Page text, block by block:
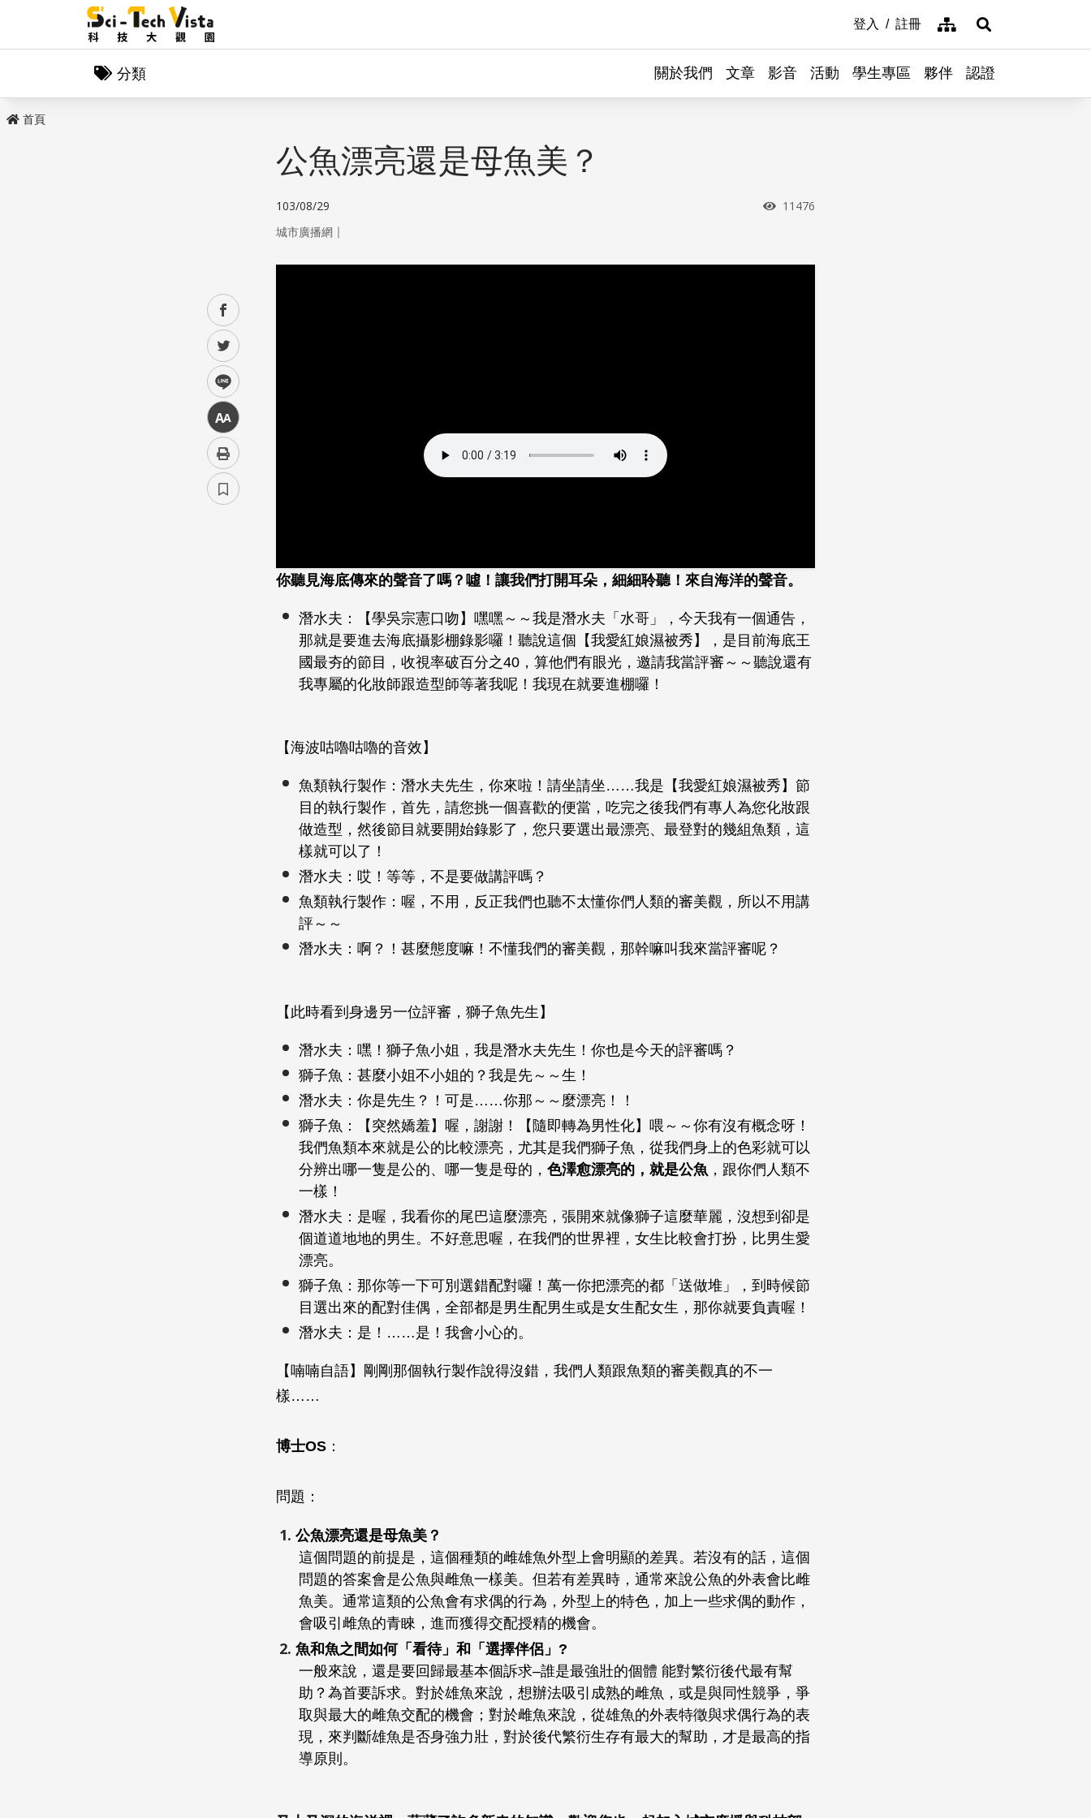
登入 註冊 網站導覽展開搜尋
分類 關於我們 文章 影音 活動 學生專區 夥伴 認證
首頁
facebook
twitter
line
中
公魚漂亮還是母魚美？
103/08/29 瀏覽次數
11476
城市廣播網 ｜
你聽見海底傳來的聲音了嗎？噓！讓我們打開耳朵，細細聆聽！來自海洋的聲音。
潛水夫：【學吳宗憲口吻】嘿嘿～～我是潛水夫「水哥」，今天我有一個通告，
那就是要進去海底攝影棚錄影囉！聽說這個【我愛紅娘濕被秀】，是目前海底王
國最夯的節目，收視率破百分之40，算他們有眼光，邀請我當評審～～聽說還有
我專屬的化妝師跟造型師等著我呢！我現在就要進棚囉！
【海波咕嚕咕嚕的音效】
魚類執行製作：潛水夫先生，你來啦！請坐請坐……我是【我愛紅娘濕被秀】節
目的執行製作，首先，請您挑一個喜歡的便當，吃完之後我們有專人為您化妝跟
做造型，然後節目就要開始錄影了，您只要選出最漂亮、最登對的幾組魚類，這
樣就可以了！
潛水夫：哎！等等，不是要做講評嗎？
魚類執行製作：喔，不用，反正我們也聽不太懂你們人類的審美觀，所以不用講
評～～
潛水夫：啊？！甚麼態度嘛！不懂我們的審美觀，那幹嘛叫我來當評審呢？
【此時看到身邊另一位評審，獅子魚先生】
潛水夫：嘿！獅子魚小姐，我是潛水夫先生！你也是今天的評審嗎？
獅子魚：甚麼小姐不小姐的？我是先～～生！
潛水夫：你是先生？！可是……你那～～麼漂亮！！
獅子魚：【突然嬌羞】喔，謝謝！【隨即轉為男性化】喂～～你有沒有概念呀！
我們魚類本來就是公的比較漂亮，尤其是我們獅子魚，從我們身上的色彩就可以
分辨出哪一隻是公的、哪一隻是母的， 色澤愈漂亮的，就是公魚 ，跟你們人類不
一樣！
潛水夫：是喔，我看你的尾巴這麼漂亮，張開來就像獅子這麼華麗，沒想到卻是
個道道地地的男生。不好意思喔，在我們的世界裡，女生比較會打扮，比男生愛
漂亮。
獅子魚：那你等一下可別選錯配對囉！萬一你把漂亮的都「送做堆」，到時候節
目選出來的配對佳偶，全部都是男生配男生或是女生配女生，那你就要負責喔！
潛水夫：是！……是！我會小心的。
【喃喃自語】剛剛那個執行製作說得沒錯，我們人類跟魚類的審美觀真的不一
樣……
博士OS ：
問題：
公魚漂亮還是母魚美？
這個問題的前提是，這個種類的雌雄魚外型上會明顯的差異。若沒有的話，這個
問題的答案會是公魚與雌魚一樣美。但若有差異時，通常來說公魚的外表會比雌
魚美。通常這類的公魚會有求偶的行為，外型上的特色，加上一些求偶的動作，
會吸引雌魚的青睞，進而獲得交配授精的機會。
魚和魚之間如何「看待」和「選擇伴侶」?
一般來說，還是要回歸最基本個訴求–誰是最強壯的個體 能對繁衍後代最有幫
助？為首要訴求。對於雄魚來說，想辦法吸引成熟的雌魚，或是與同性競爭，爭
取與最大的雌魚交配的機會；對於雌魚來說，從雄魚的外表特徵與求偶行為的表
現，來判斷雄魚是否身強力壯，對於後代繁衍生存有最大的幫助，才是最高的指
導原則。